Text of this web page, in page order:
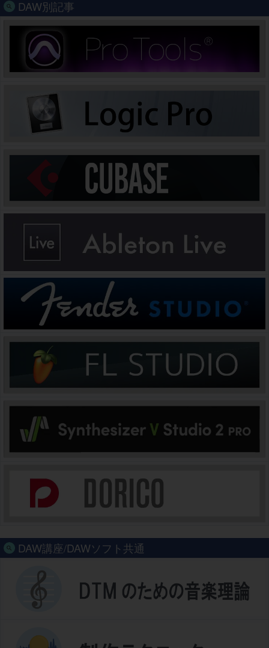
DAW別記事
DAW講座/DAWソフト共通